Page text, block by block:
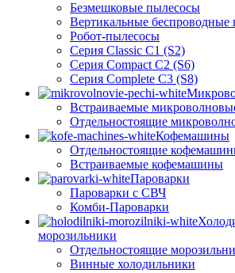
Безмешковые пылесосы
Вертикальные беспроводные
Робот-пылесосы
Серия Classic C1 (S2)
Серия Compact C2 (S6)
Серия Complete C3 (S8)
Встраиваемые
Отдельностоящие
Кофемашины
Отдельностоящие
Встраиваемые кофемашины
Пароварки
Пароварки с СВЧ
Комби-Пароварки
морозильники
Отдельностоящие
Винные холодильники